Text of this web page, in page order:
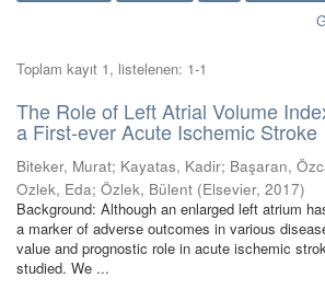
Toplam kayıt 1, listelenen: 1-1
The Role of Left Atrial Volume
a First-ever Acute Ischemic Stroke
Biteker, Murat; Kayatas, Kadir; Başaran,
Ozlek, Eda; Özlek, Bülent (Elsevier, 2017)
Background: Although an enlarged left atrium
a marker of adverse outcomes in various
value and prognostic role in acute ischemic
studied. We ...